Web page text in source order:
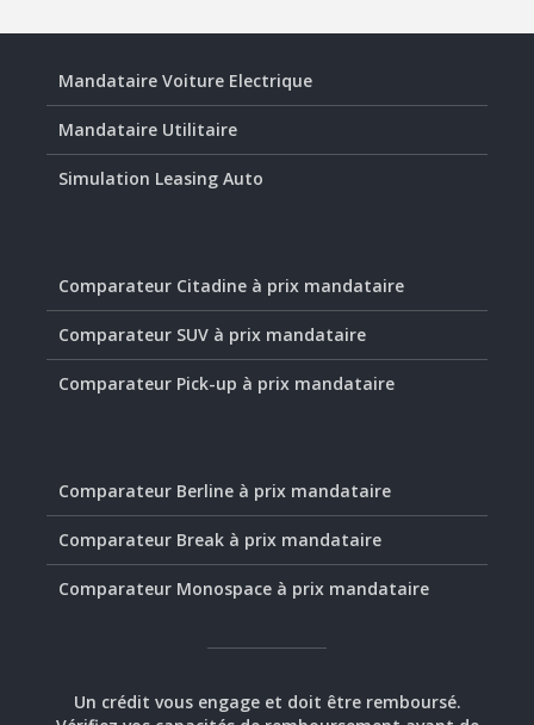
Mandataire Voiture Electrique
Mandataire Utilitaire
Simulation Leasing Auto
Comparateur Citadine à prix mandataire
Comparateur SUV à prix mandataire
Comparateur Pick-up à prix mandataire
Comparateur Berline à prix mandataire
Comparateur Break à prix mandataire
Comparateur Monospace à prix mandataire
Un crédit vous engage et doit être remboursé.